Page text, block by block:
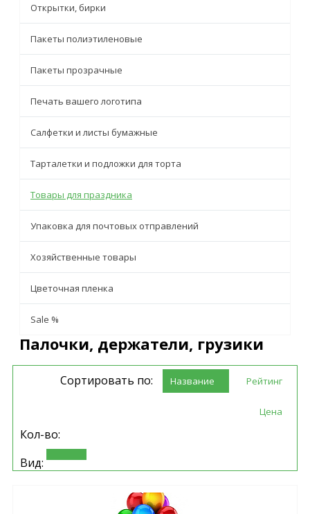
Открытки, бирки
Пакеты полиэтиленовые
Пакеты прозрачные
Печать вашего логотипа
Салфетки и листы бумажные
Тарталетки и подложки для торта
Товары для праздника
Упаковка для почтовых отправлений
Хозяйственные товары
Цветочная пленка
Sale %
Палочки, держатели, грузики
Сортировать по: Название Рейтинг
Цена
Кол-во:
Вид: